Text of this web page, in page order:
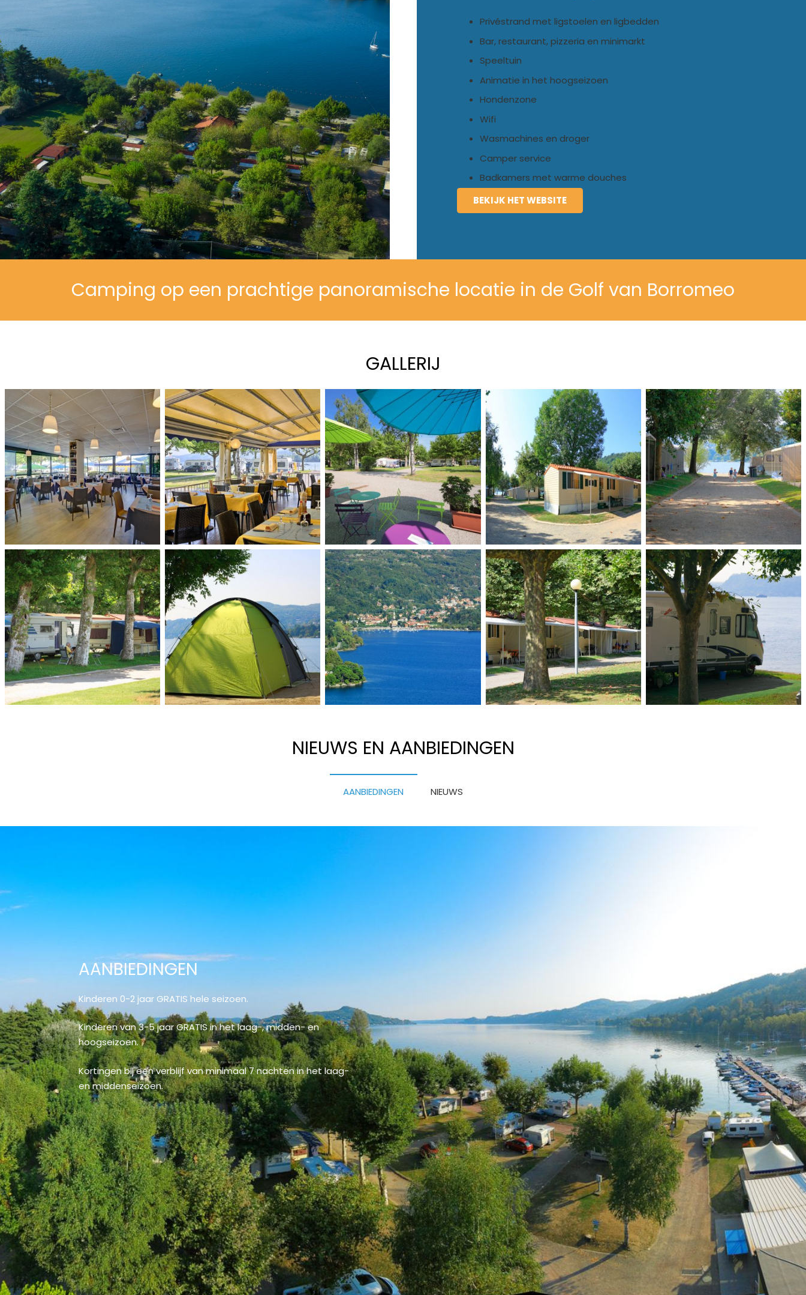
Privéstrand met ligstoelen en ligbedden
Bar, restaurant, pizzeria en minimarkt
Speeltuin
Animatie in het hoogseizoen
Hondenzone
Wifi
Wasmachines en droger
Camper service
Badkamers met warme douches
BEKIJK HET WEBSITE
Camping op een prachtige panoramische locatie in de Golf van Borromeo
GALLERIJ
NIEUWS EN AANBIEDINGEN
AANBIEDINGEN NIEUWS
AANBIEDINGEN
Kinderen 0-2 jaar GRATIS hele seizoen.
Kinderen van 3-5 jaar GRATIS in het laag-, midden- en
hoogseizoen.
Kortingen bij een verblijf van minimaal 7 nachten in het laag-
en middenseizoen.